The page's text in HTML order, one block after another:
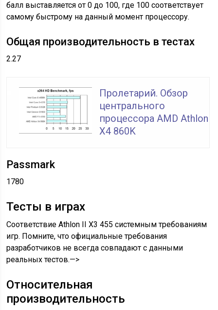
балл выставляется от 0 до 100, где 100 соответствует
самому быстрому на данный момент процессору.
Общая производительность в тестах
2.27
Пролетарий. Обзор
центрального
процессора AMD Athlon
X4 860K
Passmark
1780
Тесты в играх
Соответствие Athlon II X3 455 системным требованиям
игр. Помните, что официальные требования
разработчиков не всегда совпадают с данными
реальных тестов.—>
Относительная
производительность